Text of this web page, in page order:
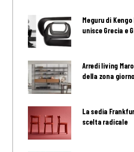
Meguru di
unisce Grecia e
Arredi living
della zona giorno
La sedia
scelta radicale